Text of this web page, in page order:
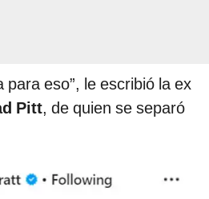
para eso”, le escribió la ex
Pitt, de quien se separó